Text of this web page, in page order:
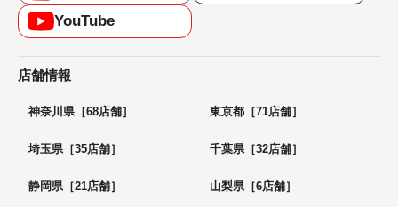
YouTube
店舗情報
神奈川県［68店舗］ 東京都［71店舗］
埼玉県［35店舗］ 千葉県［32店舗］
静岡県［21店舗］ 山梨県［6店舗］